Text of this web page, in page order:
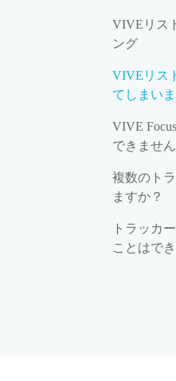
VIVEリス
ング
VIVEリス
てしまいま
VIVE
できません
複数のト
ますか？
トラッカ
ことはで